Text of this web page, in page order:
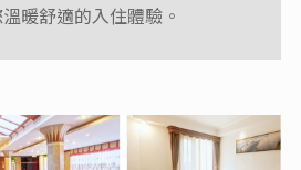
暖舒適的入住體驗。